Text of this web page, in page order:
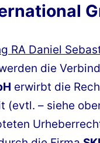
RA Daniel
die
erwirbt die
– siehe